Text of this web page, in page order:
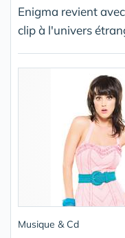
Enigma revient
clip à l'univers
Musique & Cd